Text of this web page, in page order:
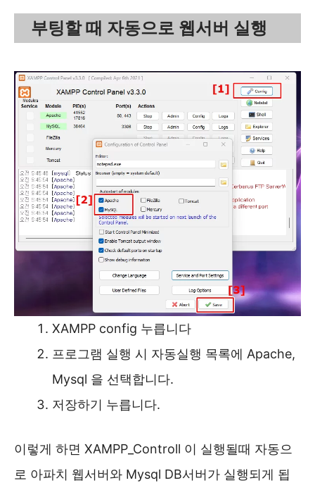
부팅할 때 자동으로 웹서버 실행
XAMPP config 누릅니다
프로그램 실행 시 자동실행 목록에 Apache,
Mysql 을 선택합니다.
저장하기 누릅니다.
이렇게 하면 XAMPP_Controll 이 실행될때 자동으
로 아파치 웹서버와 Mysql DB서버가 실행되게 됩